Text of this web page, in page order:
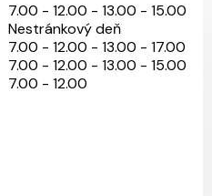
7.00 - 12.00 - 13.00 - 15.00
Nestránkový deň
7.00 - 12.00 - 13.00 - 17.00
7.00 - 12.00 - 13.00 - 15.00
7.00 - 12.00